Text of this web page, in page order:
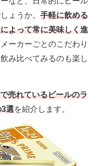
・飲料・お酒
ょうか。 手軽に飲める
よって常に美味しく進
ーカーごとのこだわり
み比べてみるのも楽し
売れているビールのラ
3選を紹介します。